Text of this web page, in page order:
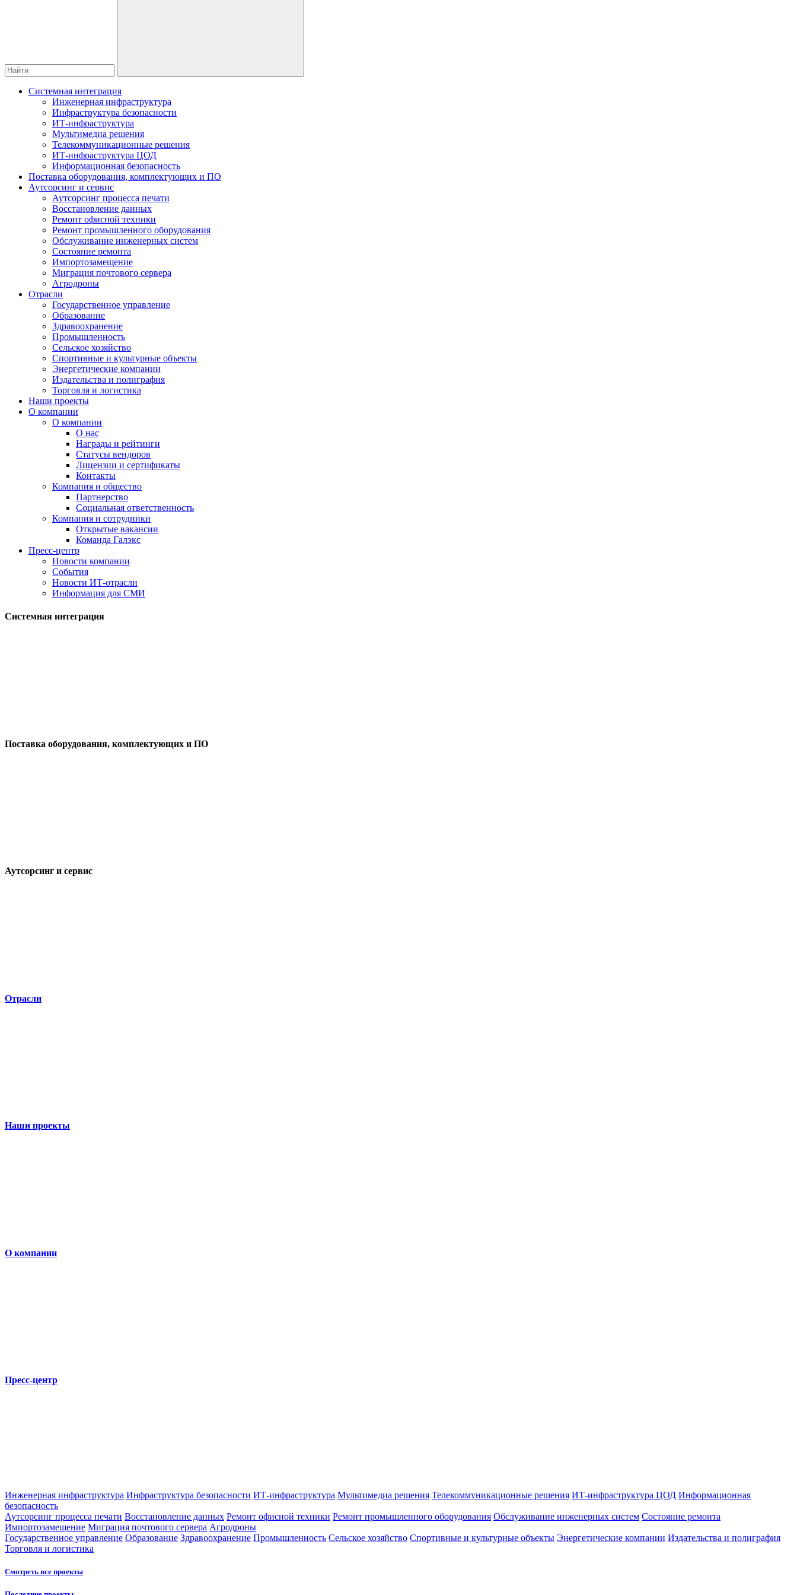
Системная интеграция
Инженерная инфраструктура
Инфраструктура безопасности
ИТ-инфраструктура
Мультимедиа решения
Телекоммуникационные решения
ИТ-инфраструктура ЦОД
Информационная безопасность
Поставка оборудования, комплектующих и ПО
Аутсорсинг и сервис
Аутсорсинг процесса печати
Восстановление данных
Ремонт офисной техники
Ремонт промышленного оборудования
Обслуживание инженерных систем
Состояние ремонта
Импортозамещение
Миграция почтового сервера
Агродроны
Отрасли
Государственное управление
Образование
Здравоохранение
Промышленность
Сельское хозяйство
Спортивные и культурные объекты
Энергетические компании
Издательства и полиграфия
Торговля и логистика
Наши проекты
О компании
О компании
О нас
Награды и рейтинги
Статусы вендоров
Лицензии и сертификаты
Контакты
Компания и общество
Партнерство
Социальная ответственность
Компания и сотрудники
Открытые вакансии
Команда Галэкс
Пресс-центр
Новости компании
События
Новости ИТ-отрасли
Информация для СМИ
Системная интеграция
Поставка оборудования, комплектующих и ПО
Аутсорсинг и сервис
Отрасли
Наши проекты
О компании
Пресс-центр
Инженерная инфраструктура Инфраструктура безопасности ИТ-инфраструктура Мультимедиа решения Телекоммуникационные решения ИТ-инфраструктура ЦОД Информационная
безопасность
Аутсорсинг процесса печати Восстановление данных Ремонт офисной техники Ремонт промышленного оборудования Обслуживание инженерных систем Состояние ремонта
Импортозамещение Миграция почтового сервера Агродроны
Государственное управление Образование Здравоохранение Промышленность Сельское хозяйство Спортивные и культурные объекты Энергетические компании Издательства и полиграфия
Торговля и логистика
Смотреть все проекты